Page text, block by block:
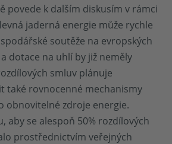
povede k dalším diskusím v rámci
jaderná energie může rychle
soutěže na evropských
dotace na uhlí by již neměly
smluv plánuje
také rovnocenné mechanismy
obnovitelné zdroje energie.
aby se alespoň 50% rozdílových
prostřednictvím veřejných